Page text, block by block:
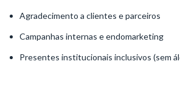
Agradecimento a clientes e parceiros
Campanhas internas e endomarketing
Presentes institucionais inclusivos (sem